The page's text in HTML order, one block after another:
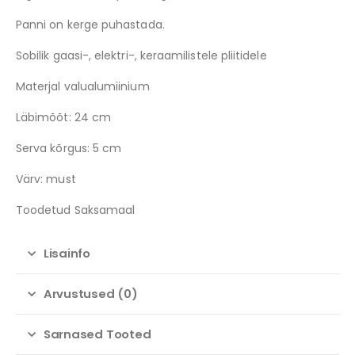
Panni on kerge puhastada.
Sobilik gaasi-, elektri-, keraamilistele pliitidele
Materjal valualumiinium
Läbimõõt: 24 cm
Serva kõrgus: 5 cm
Värv: must
Toodetud Saksamaal
Lisainfo
Arvustused (0)
Sarnased Tooted